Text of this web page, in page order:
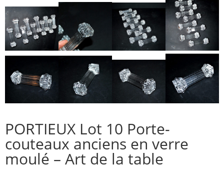
PORTIEUX Lot 10 Porte-
couteaux anciens en verre
moulé – Art de la table